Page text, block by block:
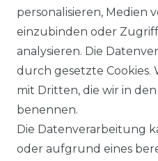
HILFE
INFORMATIONEN
IMPRESSUM
personalisieren, Medien
einzubinden oder
analysieren. Die
durch gesetzte Cookies.
mit Dritten, die wir in
benennen.
Die Datenverarbeitung
oder aufgrund eines